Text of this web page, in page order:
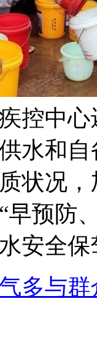
控中
水和
质状况
预防
全保驾
多与